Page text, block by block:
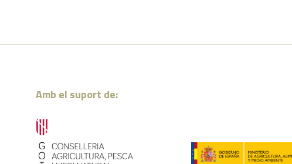
Amb el suport de: